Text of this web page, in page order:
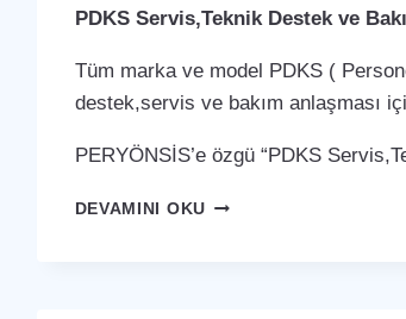
PDKS Servis,Teknik Destek ve
Tüm marka ve model PDKS (
destek,servis ve bakım anlaşması
PERYÖNSİS’e özgü “PDKS
DEVAMINI OKUKOZAN